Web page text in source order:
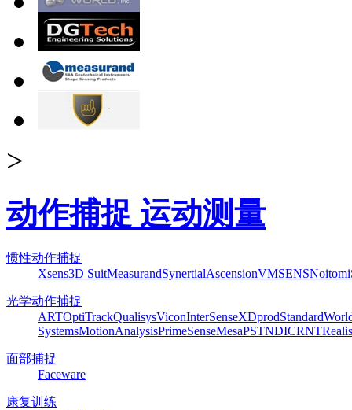
>
动作捕捉 运动测量
惯性动作捕捉
Xsens3D SuitMeasurandSynertialAscensionVMSENSNoitom
光学动作捕捉
ARTOptiTrackQualisysViconInterSenseXDprodStandard
SystemsMotionAnalysisPrimeSenseMesaPSTNDICRNTRealis
面部捕捉
Faceware
康复训练